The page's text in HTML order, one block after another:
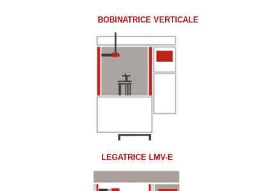
BOBINATRICE VERTICALE
LEGATRICE LMV-E